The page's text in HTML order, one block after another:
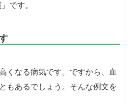
です。
くなる病気です。ですから、血
もあるでしょう。そんな例文を